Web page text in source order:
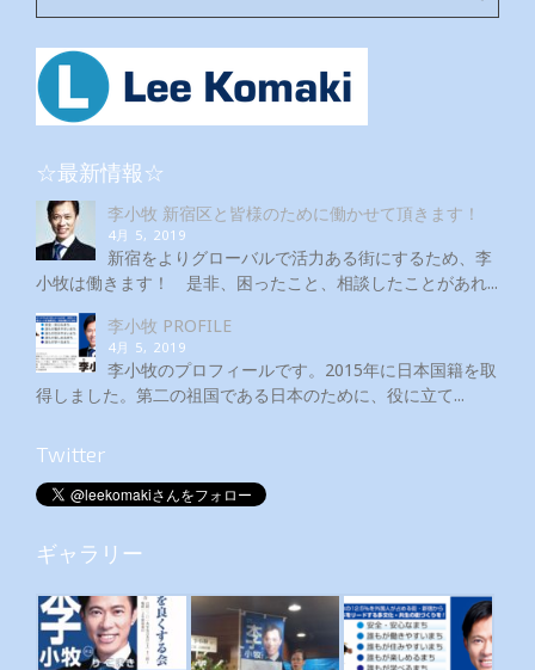
☆最新情報☆
李小牧 新宿区と皆様のために働かせて頂きます！
4月 5, 2019
新宿をよりグローバルで活力ある街にするため、李
小牧は働きます！ 是非、困ったこと、相談したことがあれ...
李小牧 PROFILE
4月 5, 2019
李小牧のプロフィールです。2015年に日本国籍を取
得しました。第二の祖国である日本のために、役に立て...
Twitter
ギャラリー